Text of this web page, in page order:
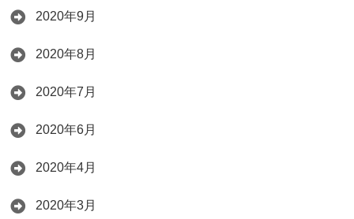
2020年9月
2020年8月
2020年7月
2020年6月
2020年4月
2020年3月